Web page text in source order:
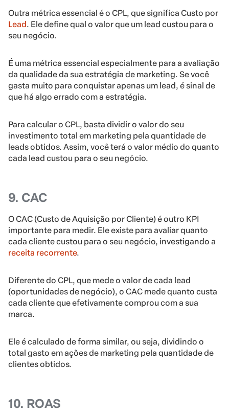
Outra métrica essencial é o CPL, que significa Custo por
Lead. Ele define qual o valor que um lead custou para o
seu negócio.
É uma métrica essencial especialmente para a avaliação
da qualidade da sua estratégia de marketing. Se você
gasta muito para conquistar apenas um lead, é sinal de
que há algo errado com a estratégia.
Para calcular o CPL, basta dividir o valor do seu
investimento total em marketing pela quantidade de
leads obtidos. Assim, você terá o valor médio do quanto
cada lead custou para o seu negócio.
9. CAC
O CAC (Custo de Aquisição por Cliente) é outro KPI
importante para medir. Ele existe para avaliar quanto
cada cliente custou para o seu negócio, investigando a
receita recorrente.
Diferente do CPL, que mede o valor de cada lead
(oportunidades de negócio), o CAC mede quanto custa
cada cliente que efetivamente comprou com a sua
marca.
Ele é calculado de forma similar, ou seja, dividindo o
total gasto em ações de marketing pela quantidade de
clientes obtidos.
10. ROAS